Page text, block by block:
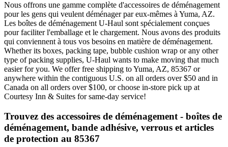
Nous offrons une gamme complète d'accessoires de déménagement
pour les gens qui veulent déménager par eux-mêmes à Yuma, AZ.
Les boîtes de déménagement U-Haul sont spécialement conçues
pour faciliter l'emballage et le chargement. Nous avons des produits
qui conviennent à tous vos besoins en matière de déménagement.
Whether its boxes, packing tape, bubble cushion wrap or any other
type of packing supplies, U-Haul wants to make moving that much
easier for you. We offer free shipping to Yuma, AZ, 85367 or
anywhere within the contiguous U.S. on all orders over $50 and in
Canada on all orders over $100, or choose in-store pick up at
Courtesy Inn & Suites for same-day service!
Trouvez des accessoires de déménagement - boîtes de
déménagement, bande adhésive, verrous et articles
de protection au 85367